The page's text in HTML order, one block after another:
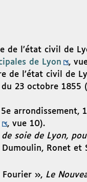
de l’état civil de
de Lyon
,
de l’état civil de
23 octobre 1855
arrondissement,
, vue 10).
soie de Lyon,
Dumoulin, Ronet et
Fourier », Le